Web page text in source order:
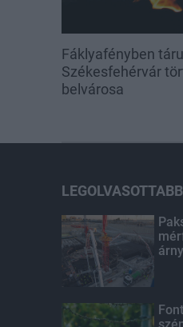
Fáklyafényben
Székesfehérvár
belvárosa
LEGOLVASOTTABB